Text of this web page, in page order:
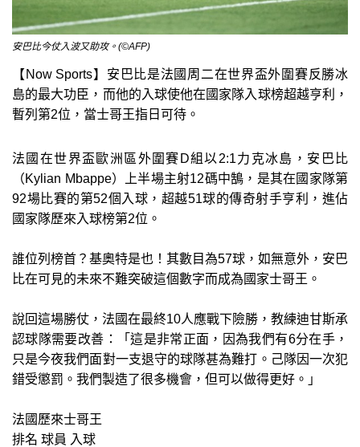
安巴比今仗入波又助攻。(©AFP)
【Now Sports】安巴比是法國周二在世界盃外圍賽反勝冰
島的最大功臣，而他的入球使他在國家隊入球榜超越亨利，
暫列第2位，當士哥王指日可待。
法國在世界盃歐洲區外圍賽D組以2:1力克冰島，安巴比
（Kylian Mbappe）上半場主射12碼中鵠，是其在國家隊第
92場比賽的第52個入球，超越51球的傳奇射手亨利，進佔
國家隊歷來入球榜第2位。
誰位列榜首？基奧特是也！其數目為57球，如無意外，安巴
比在可見的未來不難突破這個數字而成為國家士哥王。
說回這場勝仗，法國在最終10人應戰下險勝，教練迪甘斯承
認球隊需要改善：「這是非常正面，因為我們有6分在手，
只是今夜我們面對一支退守的球隊甚為難打。己隊因一次犯
錯受懲罰。我們製造了很多機會，但可以做得更好。」
法國歷來士哥王
排名 球員 入球